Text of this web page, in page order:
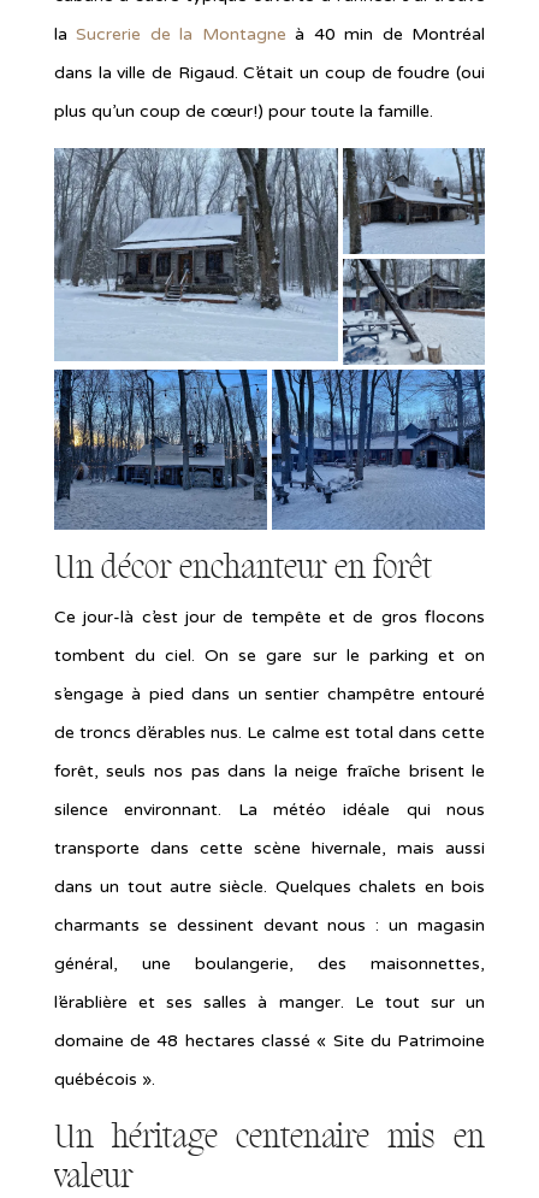
laSucrerie de la Montagne à 40 min de Montréal
dans la ville de Rigaud. C’était un coup de foudre (oui
plus qu’un coup de cœur!) pour toute la famille.
Un décor enchanteur en forêt
Ce jour-là c’est jour de tempête et de gros flocons
tombent du ciel. On se gare sur le parking et on
s’engage à pied dans un sentier champêtre entouré
de troncs d’érables nus. Le calme est total dans cette
forêt, seuls nos pas dans la neige fraîche brisent le
silence environnant. La météo idéale qui nous
transporte dans cette scène hivernale, mais aussi
dans un tout autre siècle. Quelques chalets en bois
charmants se dessinent devant nous : un magasin
général, une boulangerie, des maisonnettes,
l’érablière et ses salles à manger. Le tout sur un
domaine de 48 hectares classé « Site du Patrimoine
québécois ».
Un héritage centenaire mis en
valeur